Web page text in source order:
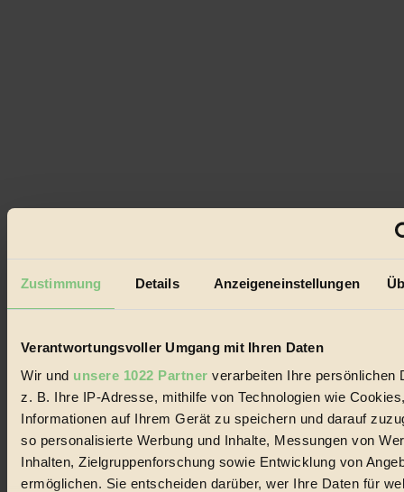
Zustimmung Details Anzeigeneinstellungen
Verantwortungsvoller Umgang mit Ihren Daten
Wir und unsere 1022 Partner verarbeiten Ihre persönlichen
z. B. Ihre IP-Adresse, mithilfe von Technologien wie
Informationen auf Ihrem Gerät zu speichern und darauf
so personalisierte Werbung und Inhalte, Messungen von
Inhalten, Zielgruppenforschung sowie Entwicklung von
ermöglichen. Sie entscheiden darüber, wer Ihre Daten für